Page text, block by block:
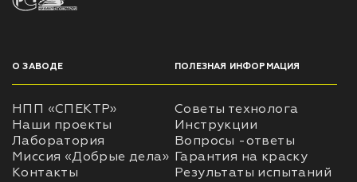
О ЗАВОДЕ
НПП «СПЕКТР»
Наши проекты
Лаборатория
Миссия «Добрые дела»
Контакты
ПОЛЕЗНАЯ ИНФОРМАЦИЯ
Советы технолога
Инструкции
Вопросы -ответы
Гарантия на краску
Результаты испытаний